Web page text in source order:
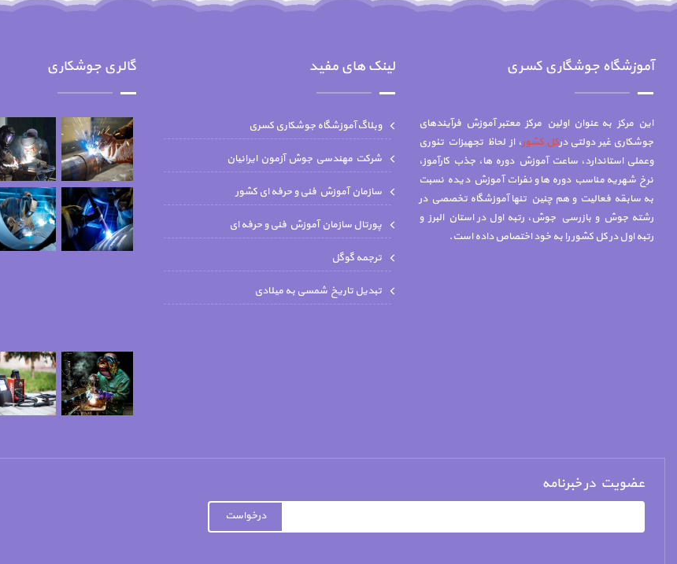
آموزشگاه جوشگاری کسری
این مرکز به عنوان اولین مرکز معتبر آموزش فرآیندهای
جوشکاری غیر دولتی درکل کشور، از لحاظ تجهیزات تئوری
وعملی استاندارد، ساعت آموزش دوره ها، جذب کارآموز،
نرخ شهریه مناسب دوره ها و نفرات آموزش دیده نسبت
به سابقه فعالیت و هم چنين تنها آموزشگاه تخصصي در
رشته جوش و بازرسي جوش، رتبه اول در استان البرز و
رتبه اول در کل کشور را به خود اختصاص داده است.
لینک های مفید
وبلاگ آموزشگاه جوشکاری کسری
شركت مهندسي جوش آزمون ايرانيان
سازمان آموزش فنی و حرفه ای کشور
پورتال سازمان آموزش فنی و حرفه ای
ترجمه گوگل
تبدیل تاریخ شمسی به میلادی
گالری جوشکاری
عضویت در خبرنامه
درخواست